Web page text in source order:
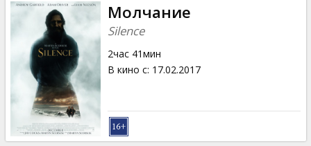
Молчание
Silence
2час 41мин
В кино с: 17.02.2017